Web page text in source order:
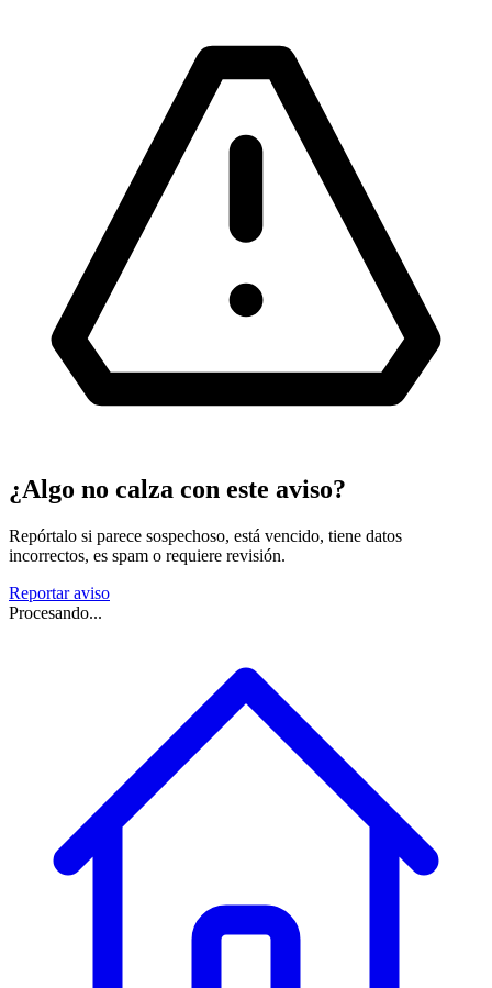
¿Algo no calza con este aviso?
Repórtalo si parece sospechoso, está vencido, tiene datos
incorrectos, es spam o requiere revisión.
Reportar aviso
Procesando...